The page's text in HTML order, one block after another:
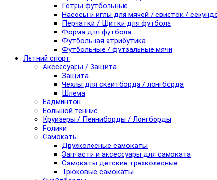
Гетры футбольные
Насосы и иглы для мячей / свисток /
Перчатки / Щитки для футбола
Форма для футбола
Футбольная атрибутика
Футбольные / футзальные мячи
Летний спорт
Акссесуары / Защита
Защита
Чехлы для скейтборда / лонгборда
Шлема
Бадминтон
Большой теннис
Круизеры / Пенниборды / Лонгборды
Ролики
Самокаты
Двухколесные самокаты
Запчасти и аксессуары для самоката
Самокаты детские трехколесные
Трюковые самокаты